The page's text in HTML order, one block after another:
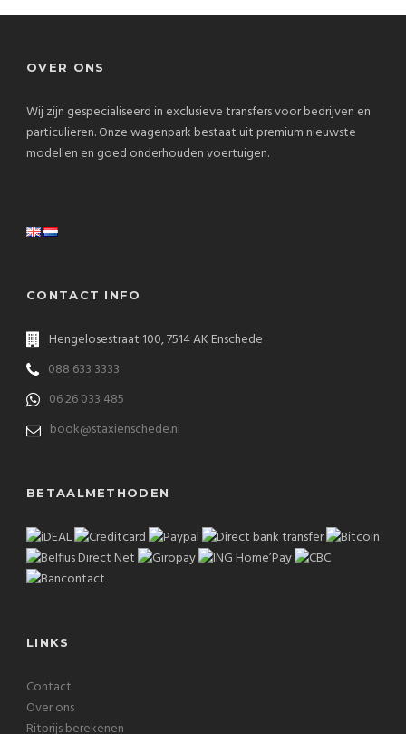
OVER ONS
Wij zijn gespecialiseerd in exclusieve transfers voor bedrijven en
particulieren. Onze wagenpark bestaat uit premium nieuwste
modellen en goed onderhouden voertuigen.
CONTACT INFO
Hengelosestraat 100, 7514 AK Enschede
088 633 3333
06 26 033 485
book@staxienschede.nl
BETAALMETHODEN
LINKS
Contact
Over ons
Ritprijs berekenen